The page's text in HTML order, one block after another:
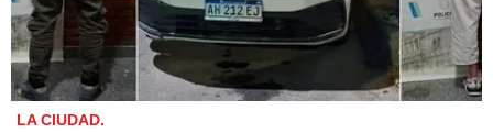
LA CIUDAD.